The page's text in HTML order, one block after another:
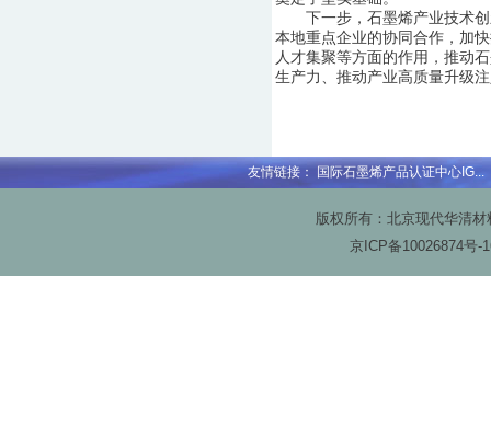
下一步，石墨烯产业技术创
本地重点企业的协同合作，加
人才集聚等方面的作用，推动
生产力、推动产业高质量升级
友情链接： 国际石墨烯产品认证中心IG...
版权所有：北京现代华清
京ICP备10026874号-